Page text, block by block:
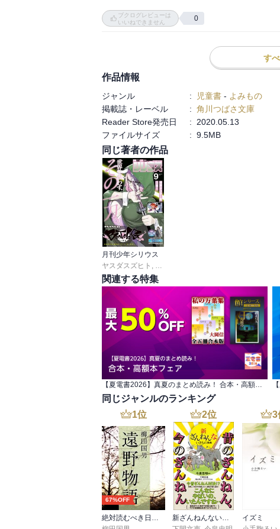
まだ病気を神の仕業だと信じている人たちのい
キンマの犬を操る〈犬の王〉が登場したり、
ツォル帝国に支配されて住む場所を無理やり
とキンマの犬を生んだことがわかる。
黒狼病も民族によって罹り方が違ったり、キ
い。
この巻は他にヴァンとサエの距離が縮まったの
ブクログレビューは
いいねできません
0
す
作品情報
ジャンル : 児童書 - よみもの
掲載誌・レーベル
: 角川つばさ文庫
Reader Store発売日
: 2020.05.13
ファイルサイズ
: 9.5MB
同じ著者の作品
月刊少年シリウス
ヤスダスズヒト
関連する特集
同じジャンルのランキング
1位
67%OFF
絶対読むべき日本の民話 遠野物語
2位
新ざんねんないきもの事典 昔のざんねん、今のざんねん
3
イズミ